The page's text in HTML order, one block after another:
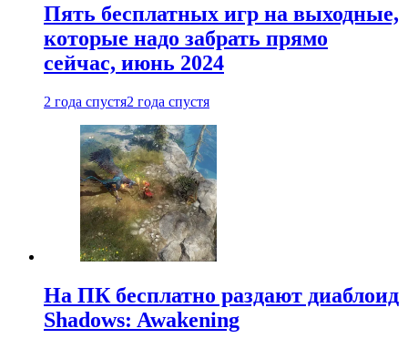
Пять бесплатных игр на выходные,
которые надо забрать прямо
сейчас, июнь 2024
2 года спустя2 года спустя
На ПК бесплатно раздают диаблоид
Shadows: Awakening